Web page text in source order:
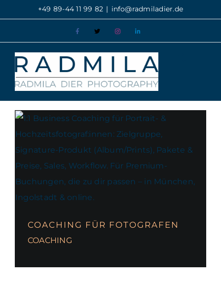
+49 89-44 11 99 82 | info@radmiladier.de
FacebookX Instagram
COACHING FÜR
FOTOGRAFEN
COACHING FÜR FOTOGRAFEN
COACHING